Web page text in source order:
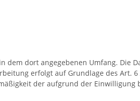
dort angegebenen Umfang. Die
erfolgt auf Grundlage des Art.
der aufgrund der